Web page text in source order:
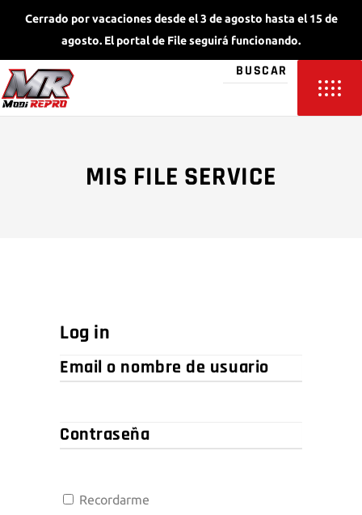
Cerrado por vacaciones desde el 3 de agosto hasta el 15 de
agosto. El portal de File seguirá funcionando.
MIS FILE SERVICE
Log in
Email
o
de
usuario
Contraseña
Recordarme